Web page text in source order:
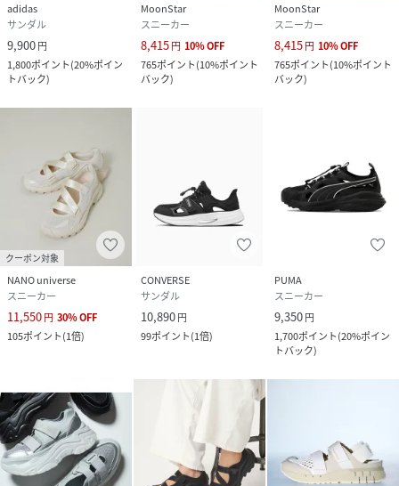
adidas
サンダル
9,900円
1,800ポイント(20%ポイン
トバック)
MoonStar
スニーカー
8,415円 10%OFF
765ポイント(10%ポイント
バック)
MoonStar
スニーカー
8,415円 10%OFF
765ポイント(10%ポイント
バック)
クーポン対象
NANO universe
スニーカー
11,550円 30%OFF
105ポイント(1倍)
CONVERSE
サンダル
10,890円
99ポイント(1倍)
PUMA
スニーカー
9,350円
1,700ポイント(20%ポイン
トバック)